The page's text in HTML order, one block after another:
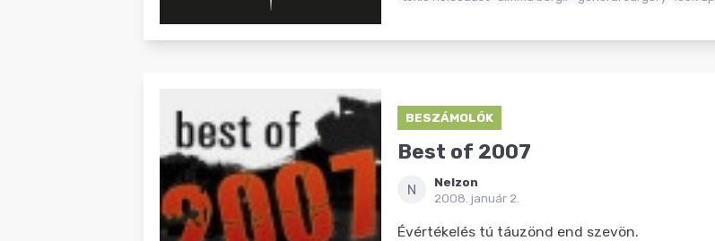
BESZÁMOLÓK
Best of 2007
N
Nelzon
2008. január 2.
Évértékelés tú táuzönd end szevön.